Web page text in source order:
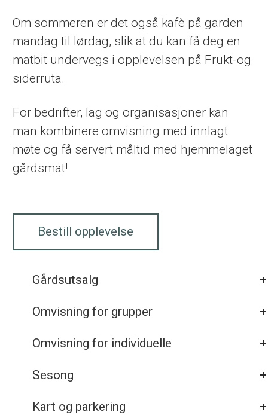
Om sommeren er det også kafè på garden
mandag til lørdag, slik at du kan få deg en
matbit undervegs i opplevelsen på Frukt-og
siderruta.
For bedrifter, lag og organisasjoner kan
man kombinere omvisning med innlagt
møte og få servert måltid med hjemmelaget
gårdsmat!
Bestill opplevelse
Gårdsutsalg
Omvisning for grupper
Omvisning for individuelle
Sesong
Kart og parkering